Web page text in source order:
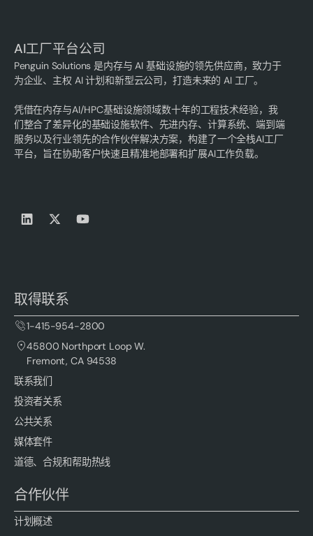
AI工厂平台公司
Penguin Solutions 是内存与 AI 基础设施的领先供应商，致力于
为企业、主权 AI 计划和新型云公司，打造未来的 AI 工厂。
凭借在内存与AI/HPC基础设施领域数十年的工程技术经验，我
们整合了差异化的基础设施软件、先进内存、计算系统、端到端
服务以及行业领先的合作伙伴解决方案，构建了一个全栈AI工厂
平台，旨在协助客户快速且精准地部署和扩展AI工作负载。
取得联系
1-415-954-2800
45800 Northport Loop W.
Fremont, CA 94538
联系我们
投资者关系
公共关系
媒体套件
道德、合规和帮助热线
合作伙伴
计划概述